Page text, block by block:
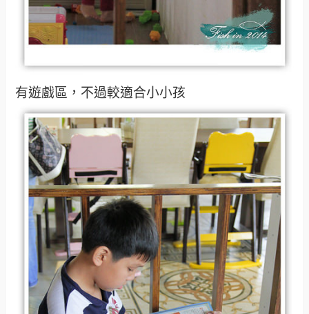
有遊戲區，不過較適合小小孩